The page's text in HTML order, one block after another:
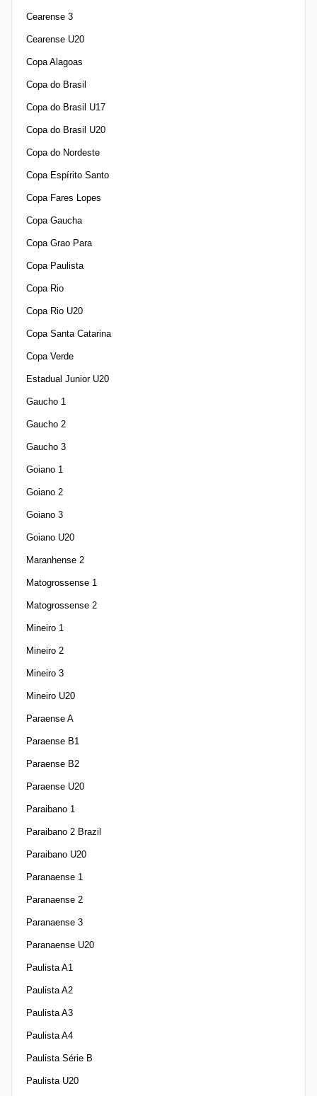
Cearense 3
Cearense U20
Copa Alagoas
Copa do Brasil
Copa do Brasil U17
Copa do Brasil U20
Copa do Nordeste
Copa Espírito Santo
Copa Fares Lopes
Copa Gaucha
Copa Grao Para
Copa Paulista
Copa Rio
Copa Rio U20
Copa Santa Catarina
Copa Verde
Estadual Junior U20
Gaucho 1
Gaucho 2
Gaucho 3
Goiano 1
Goiano 2
Goiano 3
Goiano U20
Maranhense 2
Matogrossense 1
Matogrossense 2
Mineiro 1
Mineiro 2
Mineiro 3
Mineiro U20
Paraense A
Paraense B1
Paraense B2
Paraense U20
Paraibano 1
Paraibano 2 Brazil
Paraibano U20
Paranaense 1
Paranaense 2
Paranaense 3
Paranaense U20
Paulista A1
Paulista A2
Paulista A3
Paulista A4
Paulista Série B
Paulista U20